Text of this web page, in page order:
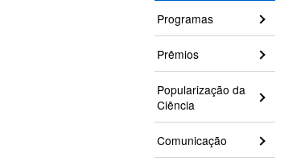
Programas
Prêmios
Popularização da
Ciência
Comunicação